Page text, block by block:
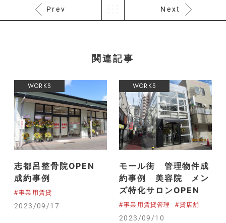
Prev Next
関連記事
WORKS
志都呂整骨院OPEN
成約事例
#事業用賃貸
2023/09/17
WORKS
モール街 管理物件成
約事例 美容院 メン
ズ特化サロンOPEN
#事業用賃貸管理 #貸店舗
2023/09/10